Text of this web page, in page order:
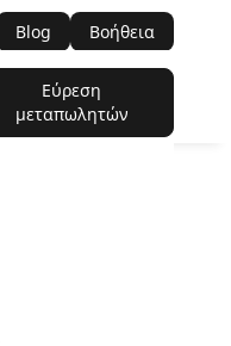
Blog Βοήθεια
Εύρεση
μεταπωλητών